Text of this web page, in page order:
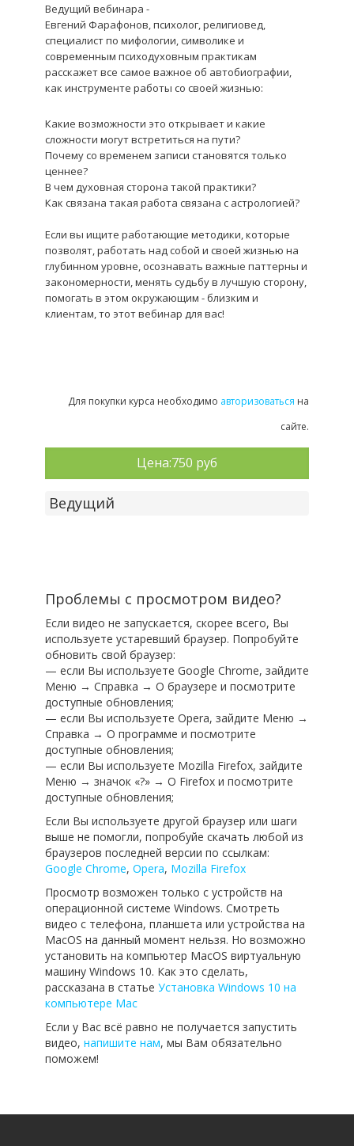
Ведущий вебинара -
Евгений Фарафонов, психолог, религиовед,
специалист по мифологии, символике и
современным психодуховным практикам
расскажет все самое важное об автобиографии,
как инструменте работы со своей жизнью:
Какие возможности это открывает и какие
сложности могут встретиться на пути?
Почему со временем записи становятся только
ценнее?
В чем духовная сторона такой практики?
Как связана такая работа связана с астрологией?
Если вы ищите работающие методики, которые
позволят, работать над собой и своей жизнью на
глубинном уровне, осознавать важные паттерны и
закономерности, менять судьбу в лучшую сторону,
помогать в этом окружающим - близким и
клиентам, то этот вебинар для вас!
Для покупки курса необходимо авторизоваться на
сайте.
Цена:750 руб
Ведущий
Проблемы с просмотром видео?
Если видео не запускается, скорее всего, Вы
используете устаревший браузер. Попробуйте
обновить свой браузер:
— если Вы используете Google Chrome, зайдите
Меню → Справка → О браузере и посмотрите
доступные обновления;
— если Вы используете Opera, зайдите Меню →
Справка → О программе и посмотрите
доступные обновления;
— если Вы используете Mozilla Firefox, зайдите
Меню → значок «?» → О Firefox и посмотрите
доступные обновления;
Если Вы используете другой браузер или шаги
выше не помогли, попробуйе скачать любой из
браузеров последней версии по ссылкам:
Google Chrome, Opera, Mozilla Firefox
Просмотр возможен только с устройств на
операционной системе Windows. Смотреть
видео с телефона, планшета или устройства на
MacOS на данный момент нельзя. Но возможно
установить на компьютер MacOS виртуальную
машину Windows 10. Как это сделать,
рассказана в статье Установка Windows 10 на
компьютере Mac
Если у Вас всё равно не получается запустить
видео, напишите нам, мы Вам обязательно
поможем!